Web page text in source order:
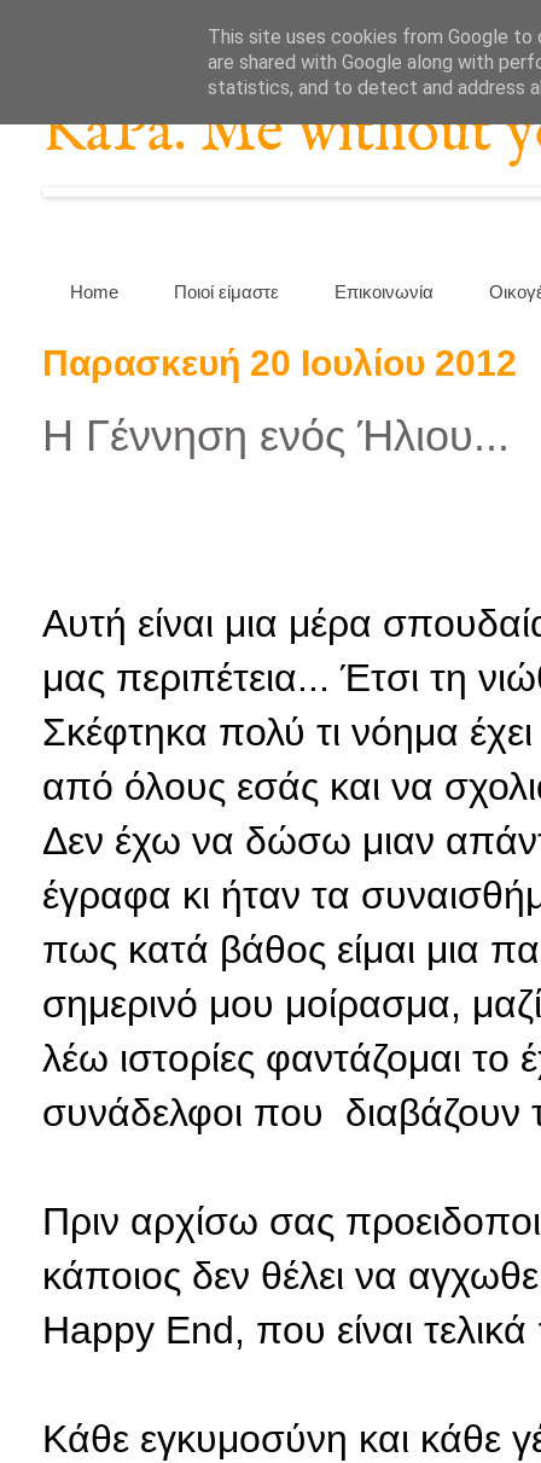
KaPa. Me without
Home Ποιοί είμαστε Επικοινωνία
Παρασκευή 20 Ιουλίου 2012
Η Γέννηση ενός Ήλιου...
Αυτή είναι μια μέρα
μας περιπέτεια... Έτσι τη
Σκέφτηκα πολύ τι νόημα
από όλους εσάς και να
Δεν έχω να δώσω μιαν
έγραφα κι ήταν τα
πως κατά βάθος είμαι μια
σημερινό μου μοίρασμα,
λέω ιστορίες φαντάζομαι το
συνάδελφοι που διαβάζουν
Πριν αρχίσω σας
κάποιος δεν θέλει να
Happy End, που είναι
Κάθε εγκυμοσύνη και κάθε
This site uses cookies from Google to
are shared with Google along with
statistics, and to detect and address